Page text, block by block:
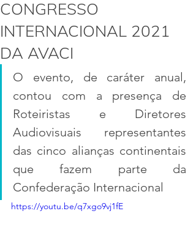
CONGRESSO
INTERNACIONAL 2021
DA AVACI
O evento, de caráter anual,
contou com a presença de
Roteiristas e Diretores
Audiovisuais representantes
das cinco alianças continentais
que fazem parte da
Confederação Internacional
https://youtu.be/q7xgo9vj1fE